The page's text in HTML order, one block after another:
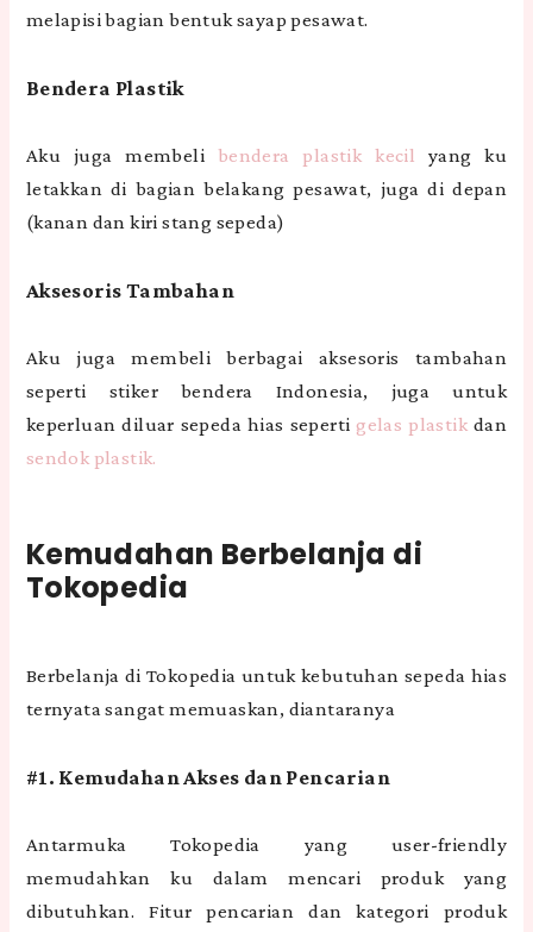
melapisi bagian bentuk sayap pesawat.
Bendera Plastik
Aku juga membeli bendera plastik kecil yang ku
letakkan di bagian belakang pesawat, juga di depan
(kanan dan kiri stang sepeda)
Aksesoris Tambahan
Aku juga membeli berbagai aksesoris tambahan
seperti stiker bendera Indonesia, juga untuk
keperluan diluar sepeda hias seperti gelas plastik dan
sendok plastik.
Kemudahan Berbelanja di
Tokopedia
Berbelanja di Tokopedia untuk kebutuhan sepeda hias
ternyata sangat memuaskan, diantaranya
#1. Kemudahan Akses dan Pencarian
Antarmuka Tokopedia yang user-friendly
memudahkan ku dalam mencari produk yang
dibutuhkan. Fitur pencarian dan kategori produk